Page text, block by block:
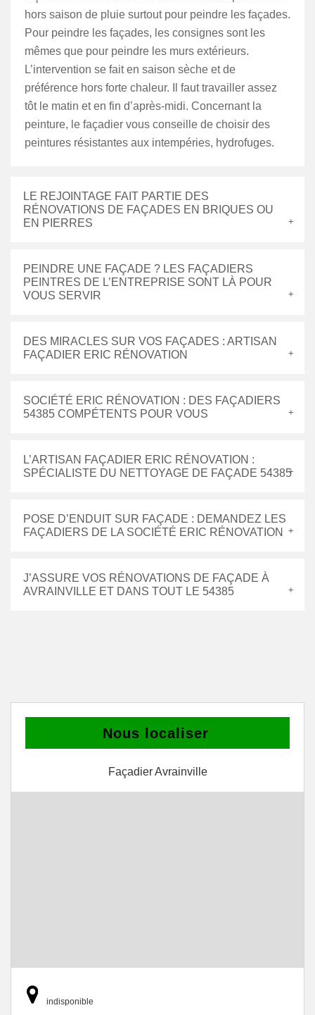
hors saison de pluie surtout pour peindre les façades.
Pour peindre les façades, les consignes sont les
mêmes que pour peindre les murs extérieurs.
L’intervention se fait en saison sèche et de
préférence hors forte chaleur. Il faut travailler assez
tôt le matin et en fin d’après-midi. Concernant la
peinture, le façadier vous conseille de choisir des
peintures résistantes aux intempéries, hydrofuges.
LE REJOINTAGE FAIT PARTIE DES
RÉNOVATIONS DE FAÇADES EN BRIQUES OU
EN PIERRES
PEINDRE UNE FAÇADE ? LES FAÇADIERS
PEINTRES DE L’ENTREPRISE SONT LÀ POUR
VOUS SERVIR
DES MIRACLES SUR VOS FAÇADES : ARTISAN
FAÇADIER ERIC RÉNOVATION
SOCIÉTÉ ERIC RÉNOVATION : DES FAÇADIERS
54385 COMPÉTENTS POUR VOUS
L’ARTISAN FAÇADIER ERIC RÉNOVATION :
SPÉCIALISTE DU NETTOYAGE DE FAÇADE 54385
POSE D’ENDUIT SUR FAÇADE : DEMANDEZ LES
FAÇADIERS DE LA SOCIÉTÉ ERIC RÉNOVATION
J’ASSURE VOS RÉNOVATIONS DE FAÇADE À
AVRAINVILLE ET DANS TOUT LE 54385
Nous localiser
Façadier Avrainville
indisponible